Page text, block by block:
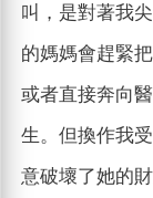
叫，是對著我
的媽媽會趕緊
或者直接奔向
生。但換作我
意破壞了她的財